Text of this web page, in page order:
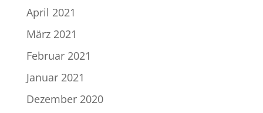
April 2021
März 2021
Februar 2021
Januar 2021
Dezember 2020